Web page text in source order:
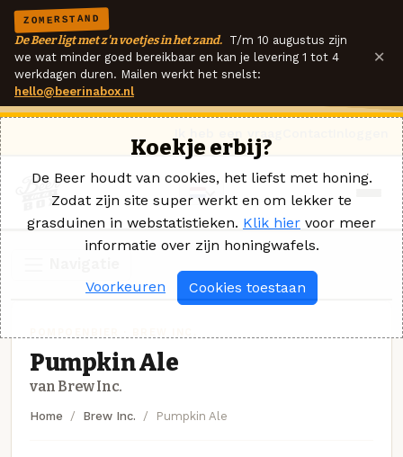
ZOMERSTAND
De Beer ligt met z'n voetjes in het zand. T/m 10 augustus zijn
we wat minder goed bereikbaar en kan je levering 1 tot 4
werkdagen duren. Mailen werkt het snelst:
hello@beerinabox.nl
×
Pumpkin Ale
van Brew Inc.
Home Brew Inc. Pumpkin Ale
Koekje erbij?
De Beer houdt van cookies, het liefst met honing.
Zodat zijn site super werkt en om lekker te
grasduinen in webstatistieken. Klik hier voor meer
informatie over zijn honingwafels.
Voorkeuren Cookies toestaan